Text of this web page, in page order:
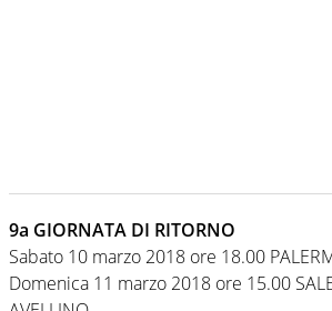
9a GIORNATA DI RITORNO
Sabato 10 marzo 2018 ore 18.00
Domenica 11 marzo 2018 ore 15.00